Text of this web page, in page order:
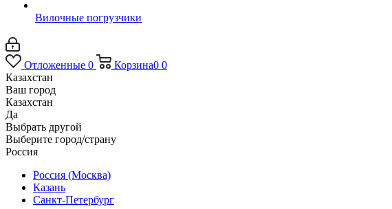
Вилочные погрузчики
Отложенные 0 Корзина0 0
Казахстан
Ваш город
Казахстан
Да
Выбрать другой
Выберите город/страну
Россия
Россия (Москва)
Казань
Санкт-Петербург